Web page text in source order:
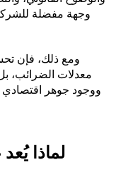
وجهة مفضلة
ومع ذلك، فإن
معدلات الضرائب،
ووجود جوهر
لماذا